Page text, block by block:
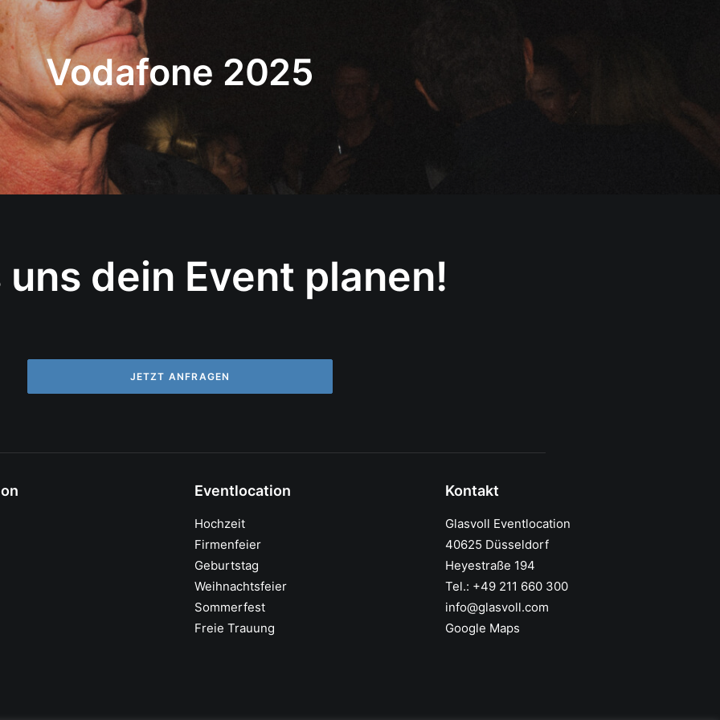
Vodafone 2025
uns dein Event planen!
JETZT ANFRAGEN
Eventlocation
Hochzeit
Firmenfeier
Geburtstag
Weihnachtsfeier
Sommerfest
Freie Trauung
Kontakt
Glasvoll Eventlocation
40625 Düsseldorf
Heyestraße 194
Tel.: +49 211 660 300
info@glasvoll.com
Google Maps